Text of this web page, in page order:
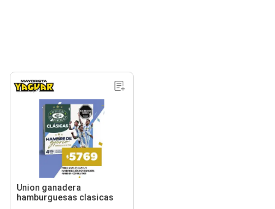
Union ganadera
hamburguesas clasicas